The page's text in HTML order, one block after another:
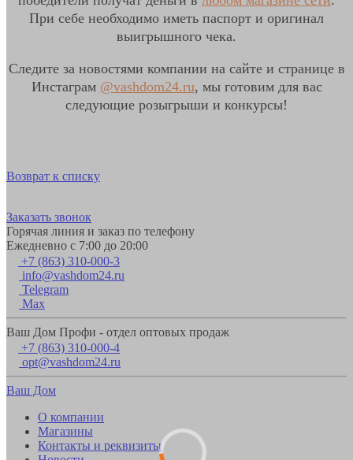
При себе необходимо иметь паспорт и оригинал
выигрышного чека.
Следите за новостями компании на сайте и странице в
Инстаграм @vashdom24.ru, мы готовим для вас
следующие розыгрыши и конкурсы!
Возврат к списку
Заказать звонок
Горячая линия и заказ по телефону
Ежедневно с 7:00 до 20:00
+7 (863) 310-000-3
info@vashdom24.ru
Telegram
Max
Ваш Дом Профи - отдел оптовых продаж
+7 (863) 310-000-4
opt@vashdom24.ru
Ваш Дом
О компании
Магазины
Контакты и реквизиты